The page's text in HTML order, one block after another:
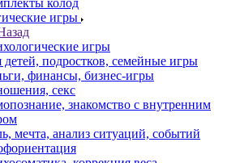
колод
игры
игры
детей, подростков, семейные игры
финансы, бизнес-игры
секс
знакомство с внутренним
мечта, анализ ситуаций, событий